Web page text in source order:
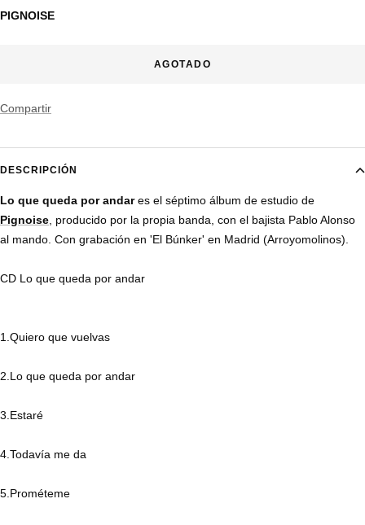
venta
PIGNOISE
AGOTADO
Compartir
DESCRIPCIÓN
Lo que queda por andares el séptimo álbum de estudio de
Pignoise, producido por la propia banda, con el bajista Pablo Alonso
al mando. Con grabación en 'El Búnker' en Madrid (Arroyomolinos).
CD Lo que queda por andar
1.Quiero que vuelvas
2.Lo que queda por andar
3.Estaré
4.Todavía me da
5.Prométeme